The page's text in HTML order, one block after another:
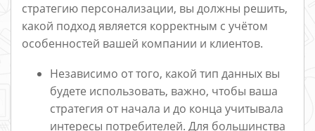
стратегию персонализации, вы должны решить,
какой подход является корректным с учётом
особенностей вашей компании и клиентов.
Независимо от того, какой тип данных вы
будете использовать, важно, чтобы ваша
стратегия от начала и до конца учитывала
интересы потребителей. Для большинства